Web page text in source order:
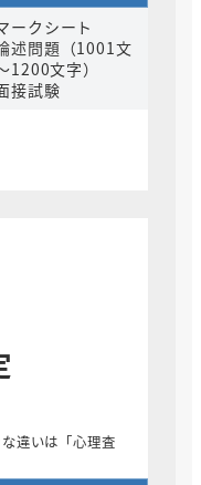
ークシート
述問題（1001文
1200文字）
接試験
違いは「心理査